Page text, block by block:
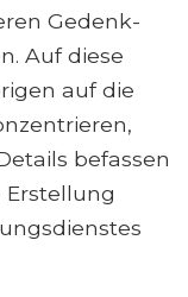
Gedenk-
Auf diese
auf die
befassen
Erstellung